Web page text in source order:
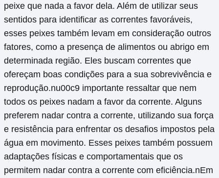
peixe que nada a favor dela. Além de utilizar seus
sentidos para identificar as correntes favoráveis,
esses peixes também levam em consideração outros
fatores, como a presença de alimentos ou abrigo em
determinada região. Eles buscam correntes que
ofereçam boas condições para a sua sobrevivência e
reprodução.nu00c9 importante ressaltar que nem
todos os peixes nadam a favor da corrente. Alguns
preferem nadar contra a corrente, utilizando sua força
e resistência para enfrentar os desafios impostos pela
água em movimento. Esses peixes também possuem
adaptações físicas e comportamentais que os
permitem nadar contra a corrente com eficiência.nEm